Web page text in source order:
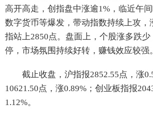
高开高走，创指盘中涨逾1%，临近午
数字货币等爆发，带动指数持续上攻，
指站上2850点。盘面上，个股涨多跌
停，市场氛围持续好转，赚钱效应较强。
截止收盘，沪指报2852.55点，涨
10621.50点，涨0.89%；创业板指报
1.12%。